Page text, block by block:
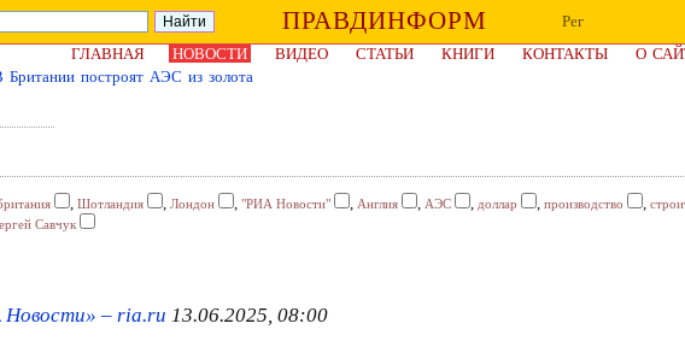
ПРАВДИНФОРМ
Рег
ГЛАВНАЯ
НОВОСТИ ВИДЕО СТАТЬИ КНИГИ КОНТАКТЫ
О
Британии построят АЭС из золота
, Шотландия , Лондон , "РИА Новости" , Англия , АЭС , доллар , производство ,
Савчук
Новости» – ria.ru 13.06.2025, 08:00